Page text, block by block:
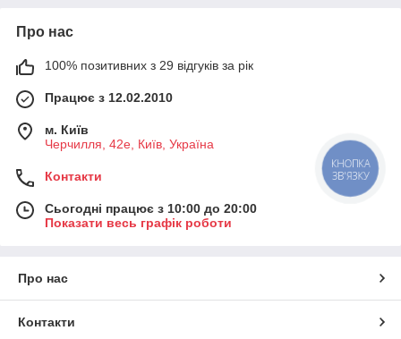
Про нас
100% позитивних з 29 відгуків за рік
Працює з 12.02.2010
м. Київ
Черчилля, 42е, Київ, Україна
Контакти
Сьогодні працює з 10:00 до 20:00
Показати весь графік роботи
Про нас
Контакти
КНОПКА
ЗВ'ЯЗКУ